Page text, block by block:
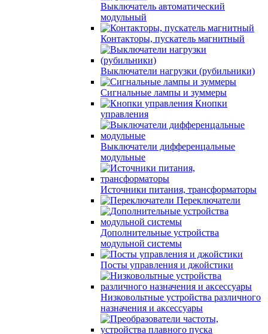
Выключатель автоматический
модульный
Контакторы, пускатель магнитный
Выключатели нагрузки (рубильники)
Сигнальные лампы и зуммеры
Кнопки
управления
Выключатели дифференцальные
модульные
Источники питания, трансформаторы
Переключатели
Дополнительные устройства
модульной системы
Посты управления и джойстики
Низковольтные устройства различного
назначения и аксессуары